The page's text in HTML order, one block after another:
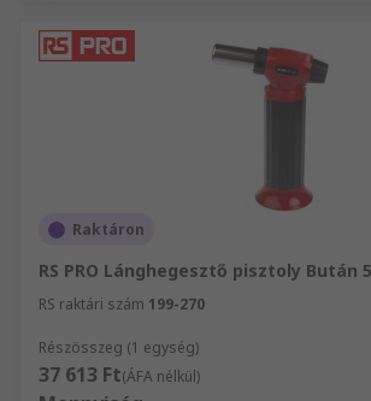
Raktáron
RS PRO Lánghegesztő pisztoly Bután
RS raktári szám 199-270
Részösszeg (1 egység)
37 613 Ft(ÁFA nélkül)